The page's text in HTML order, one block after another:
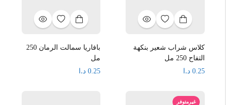
كلاس شراب شعير بنكهة
التفاح 250 مل
0.25 د.ا
بافاريا سمالت الرمان 250
مل
0.25 د.ا
غيرمتوفر